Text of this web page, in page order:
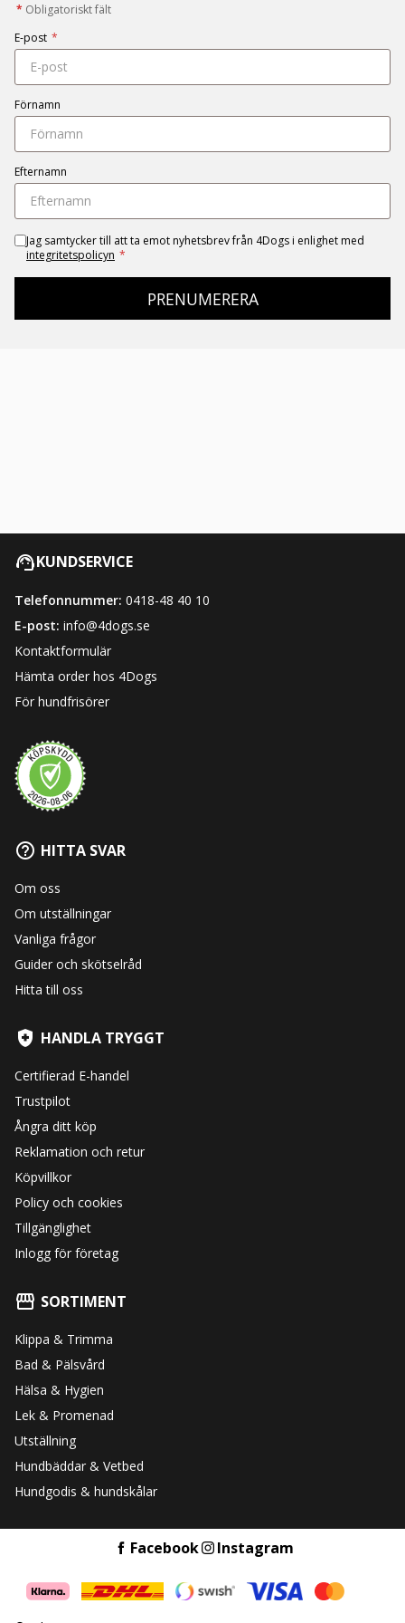
* Obligatoriskt fält
E-post *
Förnamn
Efternamn
Jag samtycker till att ta emot nyhetsbrev från 4Dogs i enlighet med
integritetspolicyn *
PRENUMERERA
KUNDSERVICE
Telefonnummer: 0418-48 40 10
E-post: info@4dogs.se
Kontaktformulär
Hämta order hos 4Dogs
För hundfrisörer
HITTA SVAR
Om oss
Om utställningar
Vanliga frågor
Guider och skötselråd
Hitta till oss
HANDLA TRYGGT
Certifierad E-handel
Trustpilot
Ångra ditt köp
Reklamation och retur
Köpvillkor
Policy och cookies
Tillgänglighet
Inlogg för företag
SORTIMENT
Klippa & Trimma
Bad & Pälsvård
Hälsa & Hygien
Lek & Promenad
Utställning
Hundbäddar & Vetbed
Hundgodis & hundskålar
Facebook Instagram